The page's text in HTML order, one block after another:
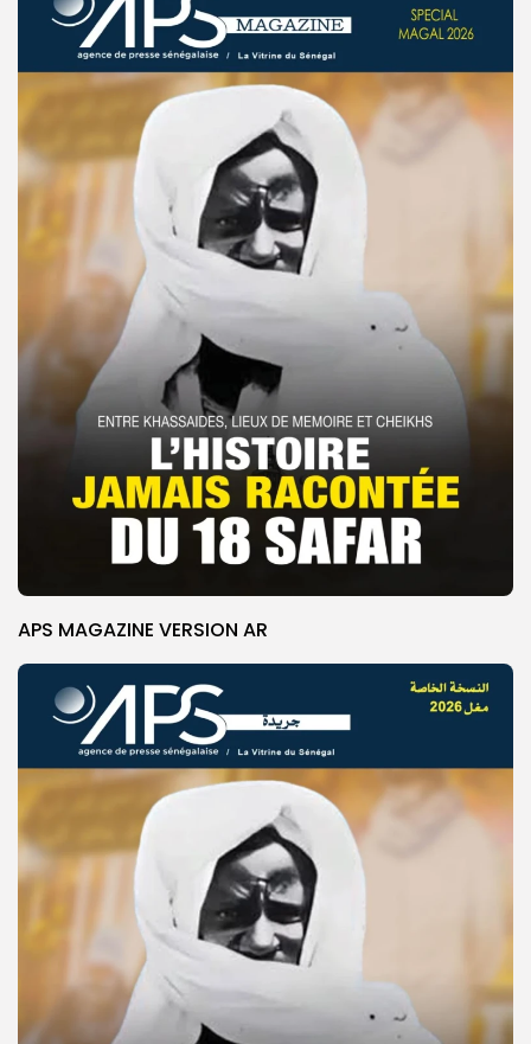
© Copyright 2025, APS
APS MAGAZINE VERSION AR